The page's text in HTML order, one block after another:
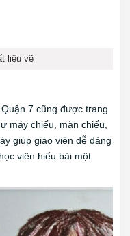
liệu vẽ
7 cũng được trang
máy chiếu, màn chiếu,
giúp giáo viên dễ dàng
viên hiểu bài một